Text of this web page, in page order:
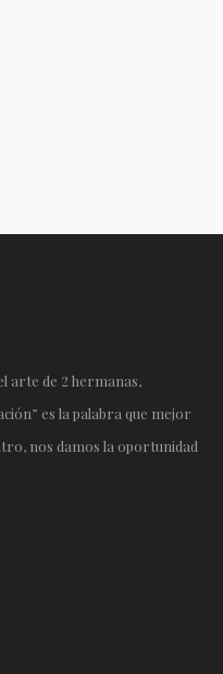
arte de 2 hermanas,
es la palabra que mejor
nos damos la oportunidad